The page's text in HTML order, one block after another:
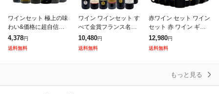
ワインセット 極上の味
わい&価格に超自信あ
り!毎日の食卓に!赤・
白・泡が全て入ったう
4,378円
送料無料
ワイン ワインセット す
べて金賞フランス名産
地ボルドー激旨赤12本
セット (6種類12本) 送
10,480円
送料無料
赤ワイン セット ワイン
セット 赤 ワイン ギフ
ト 箱 京橋ワイン 京橋
わいん 12本 750ml 厳
12,980円
送料無料
もっと見る